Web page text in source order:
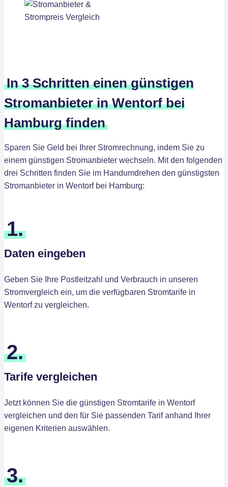
In 3 Schritten einen günstigen
Stromanbieter in Wentorf bei
Hamburg finden
Sparen Sie Geld bei Ihrer Stromrechnung, indem Sie zu
einem günstigen Stromanbieter wechseln. Mit den folgenden
drei Schritten finden Sie im Handumdrehen den günstigsten
Stromanbieter in Wentorf bei Hamburg:
1.
Daten eingeben
Geben Sie Ihre Postleitzahl und Verbrauch in unseren
Stromvergleich ein, um die verfügbaren Stromtarife in
Wentorf zu vergleichen.
2.
Tarife vergleichen
Jetzt können Sie die günstigen Stromtarife in Wentorf
vergleichen und den für Sie passenden Tarif anhand Ihrer
eigenen Kriterien auswählen.
3.